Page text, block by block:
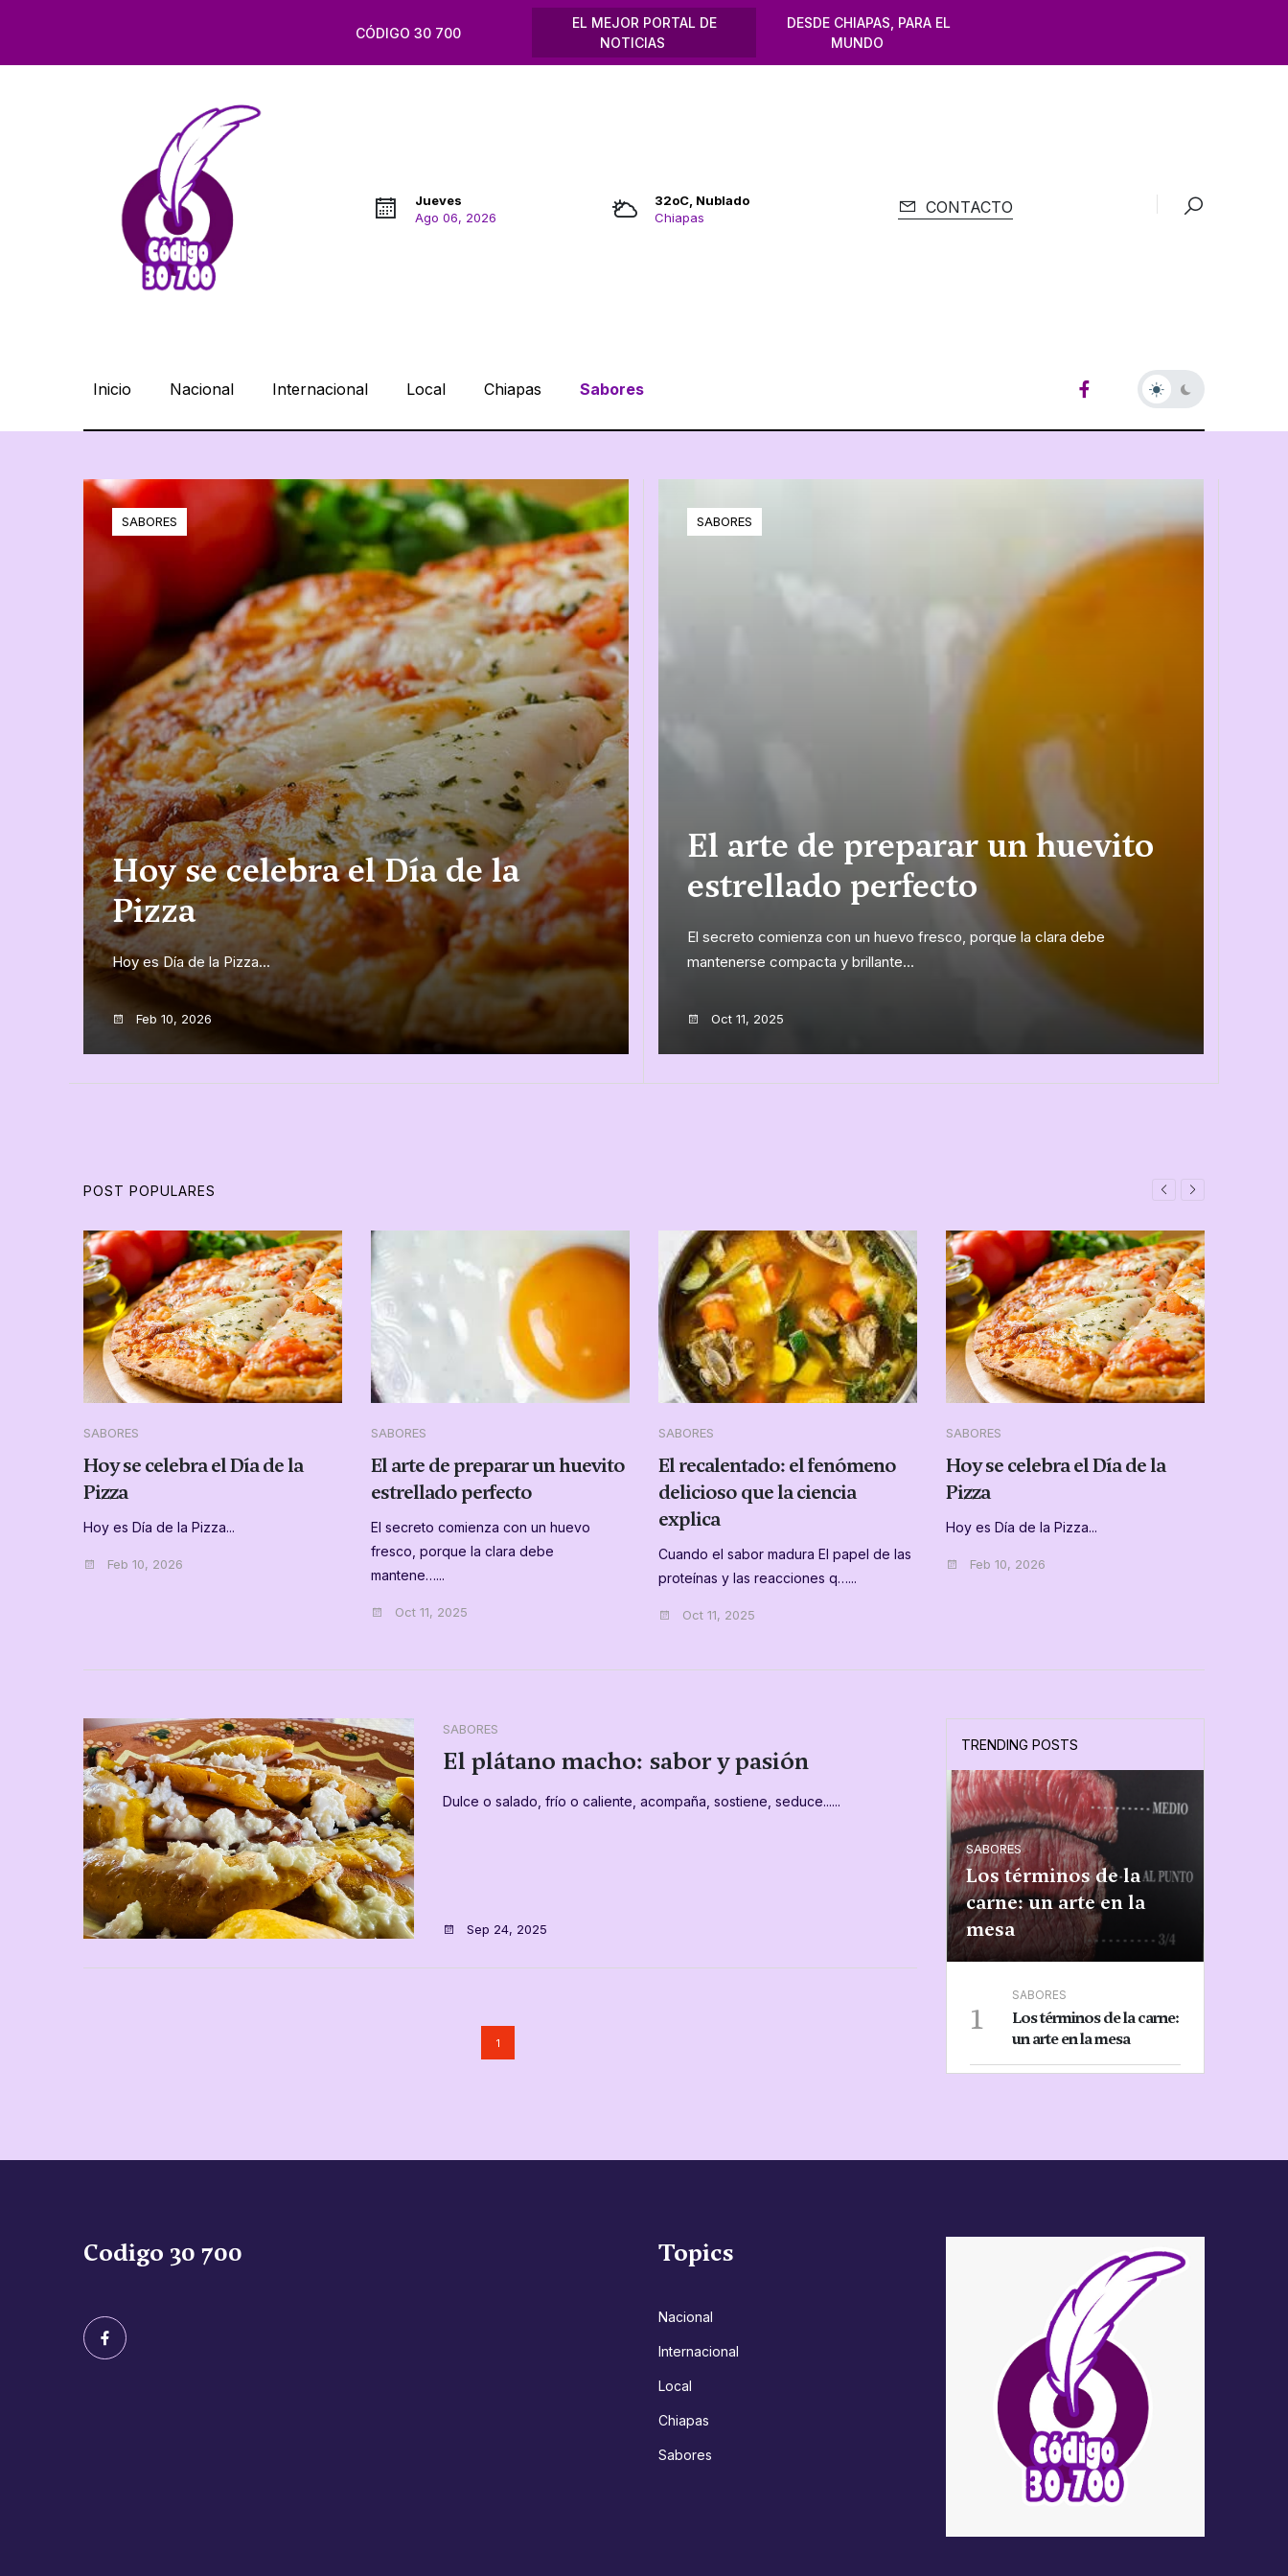
CÓDIGO 30 700
EL MEJOR PORTAL DE
NOTICIAS
DESDE CHIAPAS, PARA EL
MUNDO
Jueves
Ago 06, 2026
32oC, Nublado
Chiapas
CONTACTO
Inicio Nacional Internacional Local Chiapas Sabores
SABORES
Hoy se celebra el Día de la
Pizza
Hoy es Día de la Pizza...
Feb 10, 2026
SABORES
El arte de preparar un huevito
estrellado perfecto
El secreto comienza con un huevo fresco, porque la clara debe
mantenerse compacta y brillante...
Oct 11, 2025
POST POPULARES
SABORES
Hoy se celebra el Día de la
Pizza
Hoy es Día de la Pizza...
Feb 10, 2026
SABORES
El arte de preparar un huevito
estrellado perfecto
El secreto comienza con un huevo
fresco, porque la clara debe
mantene…...
Oct 11, 2025
SABORES
El recalentado: el fenómeno
delicioso que la ciencia
explica
Cuando el sabor madura El papel de las
proteínas y las reacciones q…...
Oct 11, 2025
SABORES
Hoy se celebra el Día de la
Pizza
Hoy es Día de la Pizza...
Feb 10, 2026
SABORES
El plátano macho: sabor y pasión
Dulce o salado, frío o caliente, acompaña, sostiene, seduce......
Sep 24, 2025
1
TRENDING POSTS
SABORES
Los términos de la
carne: un arte en la
mesa
1 SABORES
Los términos de la carne:
un arte en la mesa
Codigo 30 700 Topics
Nacional
Internacional
Local
Chiapas
Sabores